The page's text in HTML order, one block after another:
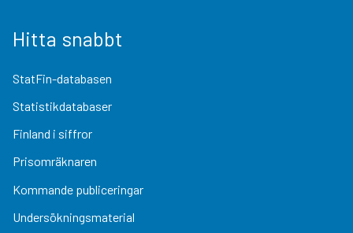
Hitta snabbt
StatFin-databasen
Statistikdatabaser
Finland i siffror
Prisomräknaren
Kommande publiceringar
Undersökningsmaterial